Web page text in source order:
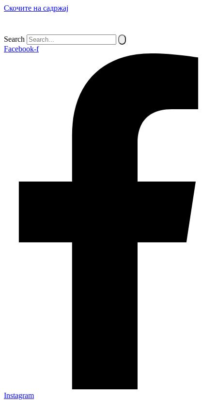
Скочите на садржај
Search
Facebook-f
Instagram